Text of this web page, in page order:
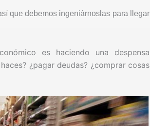
que debemos ingeniárnoslas para llegar
es haciendo una despensa
¿pagar deudas? ¿comprar cosas